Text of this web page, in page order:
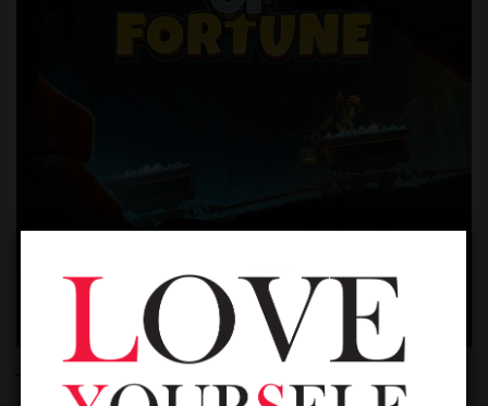
خلال رحلتك الشمالية من "إنستل سيندر"، ستجد متجر
"بيتزا باي بينجوين" الجديد. وبينما تستمتع البطاريق هناك،